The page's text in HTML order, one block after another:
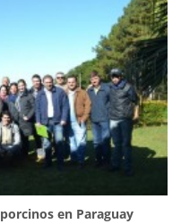
en Paraguay